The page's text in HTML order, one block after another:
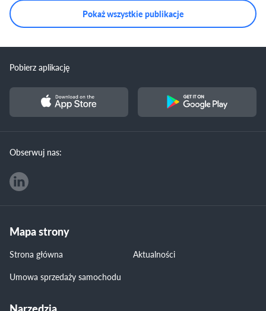
Pokaż wszystkie publikacje
Pobierz aplikację
Obserwuj nas:
Mapa strony
Strona główna
Aktualności
Umowa sprzedaży samochodu